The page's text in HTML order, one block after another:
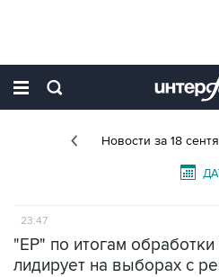
Новости за 18
23:47
"ЕР" по итогам
лидирует на выборах с